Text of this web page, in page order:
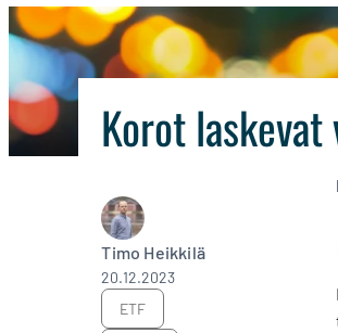
Korot
Timo Heikkilä
20.12.2023
ETF